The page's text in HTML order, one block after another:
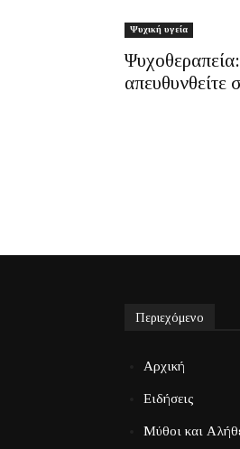
Ψυχική υγεία
απευθυνθείτε
Περιεχόμενο
Αρχική
Ειδήσεις
Μύθοι και